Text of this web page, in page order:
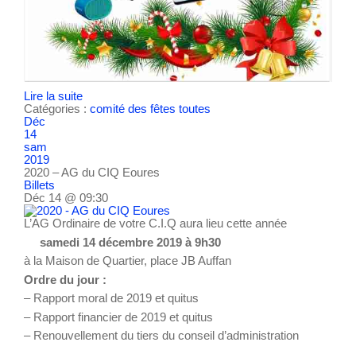
Lire la suite
Catégories : comité des fêtes toutes
Déc
14
sam
2019
2020 – AG du CIQ Eoures
Billets
Déc 14 @ 09:30
L’AG Ordinaire de votre C.I.Q aura lieu cette année
samedi 14 décembre 2019 à 9h30
à la Maison de Quartier, place JB Auffan
Ordre du jour :
– Rapport moral de 2019 et quitus
– Rapport financier de 2019 et quitus
– Renouvellement du tiers du conseil d’administration